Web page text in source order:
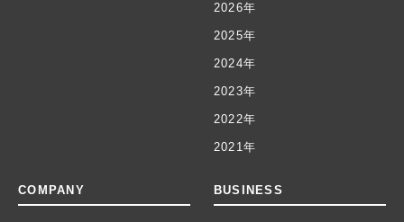
2026年
2025年
2024年
2023年
2022年
2021年
COMPANY BUSINESS